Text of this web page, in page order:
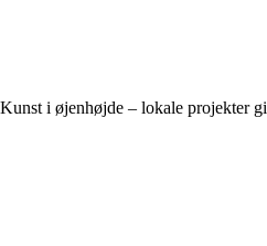
Kunst i øjenhøjde – lokale projekter